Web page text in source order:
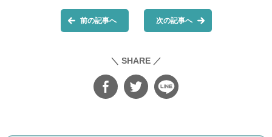
前の記事へ 次の記事へ
＼ SHARE ／